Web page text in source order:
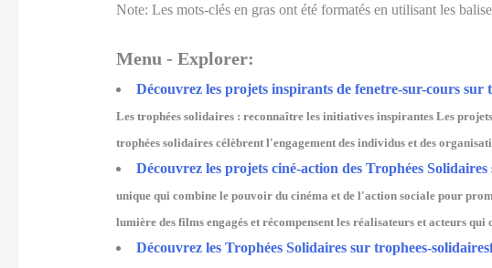
Note: Les mots-clés en gras ont été formatés en utilisant les
Menu - Explorer:
Découvrez les projets inspirants de fenetre-sur-cours sur
Les trophées solidaires : reconnaître les initiatives inspirantes Les
trophées solidaires célèbrent l'engagement des individus et des
Découvrez les projets ciné-action des Trophées
unique qui combine le pouvoir du cinéma et de l'action sociale pour
lumière des films engagés et récompensent les réalisateurs et acteurs
Découvrez les Trophées Solidaires sur trophees-